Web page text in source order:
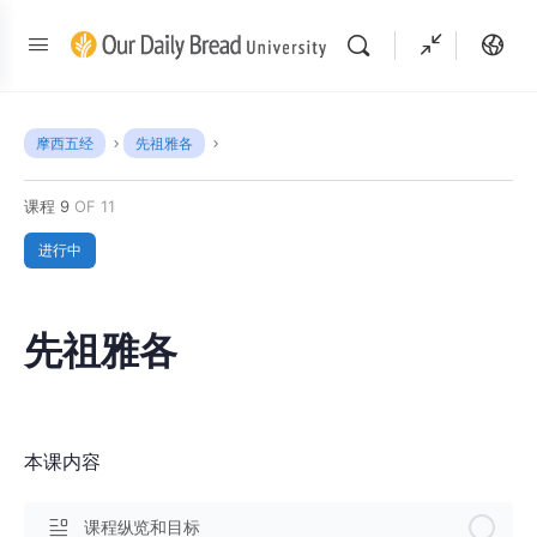
摩西五经 先祖雅各
课程 9 OF 11
进行中
先祖雅各
本课内容
课程纵览和目标